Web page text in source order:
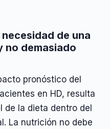
de una
no demasiado
pronóstico del
en HD, resulta
de la dieta dentro del
La nutrición no debe